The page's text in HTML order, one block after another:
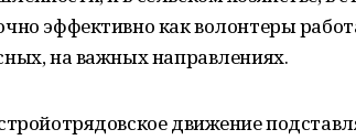
эффективно как волонтеры
на важных направлениях.
движение